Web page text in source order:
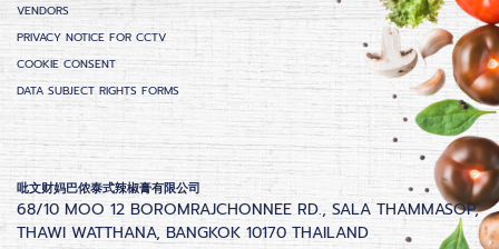
VENDORS
PRIVACY NOTICE FOR CCTV
COOKIE CONSENT
DATA SUBJECT RIGHTS FORMS
吡文财妈巴侬泰式辣椒膏有限公司
68/10 MOO 12 BOROMRAJCHONNEE RD., SALA THAMMASOP,
THAWI WATTHANA, BANGKOK 10170 THAILAND